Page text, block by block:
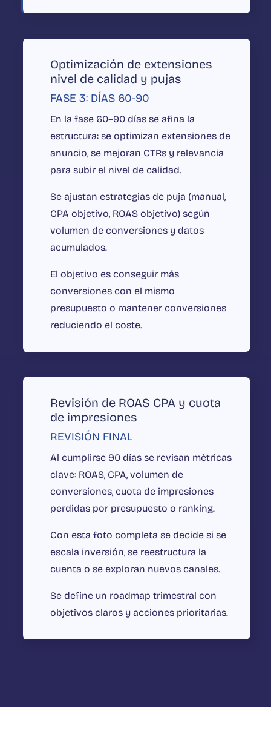
Optimización de extensiones
nivel de calidad y pujas
FASE 3: DÍAS 60-90
En la fase 60–90 días se afina la
estructura: se optimizan extensiones de
anuncio, se mejoran CTRs y relevancia
para subir el nivel de calidad.
Se ajustan estrategias de puja (manual,
CPA objetivo, ROAS objetivo) según
volumen de conversiones y datos
acumulados.
El objetivo es conseguir más
conversiones con el mismo
presupuesto o mantener conversiones
reduciendo el coste.
Revisión de ROAS CPA y cuota
de impresiones
REVISIÓN FINAL
Al cumplirse 90 días se revisan métricas
clave: ROAS, CPA, volumen de
conversiones, cuota de impresiones
perdidas por presupuesto o ranking.
Con esta foto completa se decide si se
escala inversión, se reestructura la
cuenta o se exploran nuevos canales.
Se define un roadmap trimestral con
objetivos claros y acciones prioritarias.